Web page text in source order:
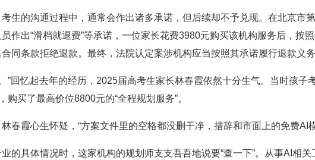
的沟通过程中，通常会作出诸多承诺，但后续却不予兑现。在北京市
作出“滑档就退费”等承诺，一位家长花费3980元购买该机构服务后，按
同条款拒绝退款。最终，法院认定案涉机构应当按照其承诺履行退款义务
忆起去年的经历，2025届高考生家长林春霞依然十分生气。当时孩子
买了最高价位8800元的“全程规划服务”。
霞心生怀疑，“方案文件里的空格都没删干净，措辞和市面上的免费AI模
具体情况时，这家机构的规划师支支吾吾地说要“查一下”。从事AI相关